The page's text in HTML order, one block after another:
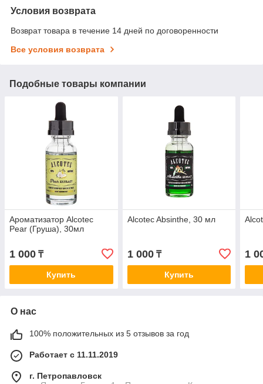
Условия возврата
Возврат товара в течение 14 дней по договоренности
Все условия возврата
Подобные товары компании
Ароматизатор Alcotec
Pear (Груша), 30мл
1 000 ₸
Купить
Alcotec Absinthe, 30 мл
1 000₸
Купить
1
О нас
100% положительных из 5 отзывов за год
Работает с 11.11.2019
г. Петропавловск